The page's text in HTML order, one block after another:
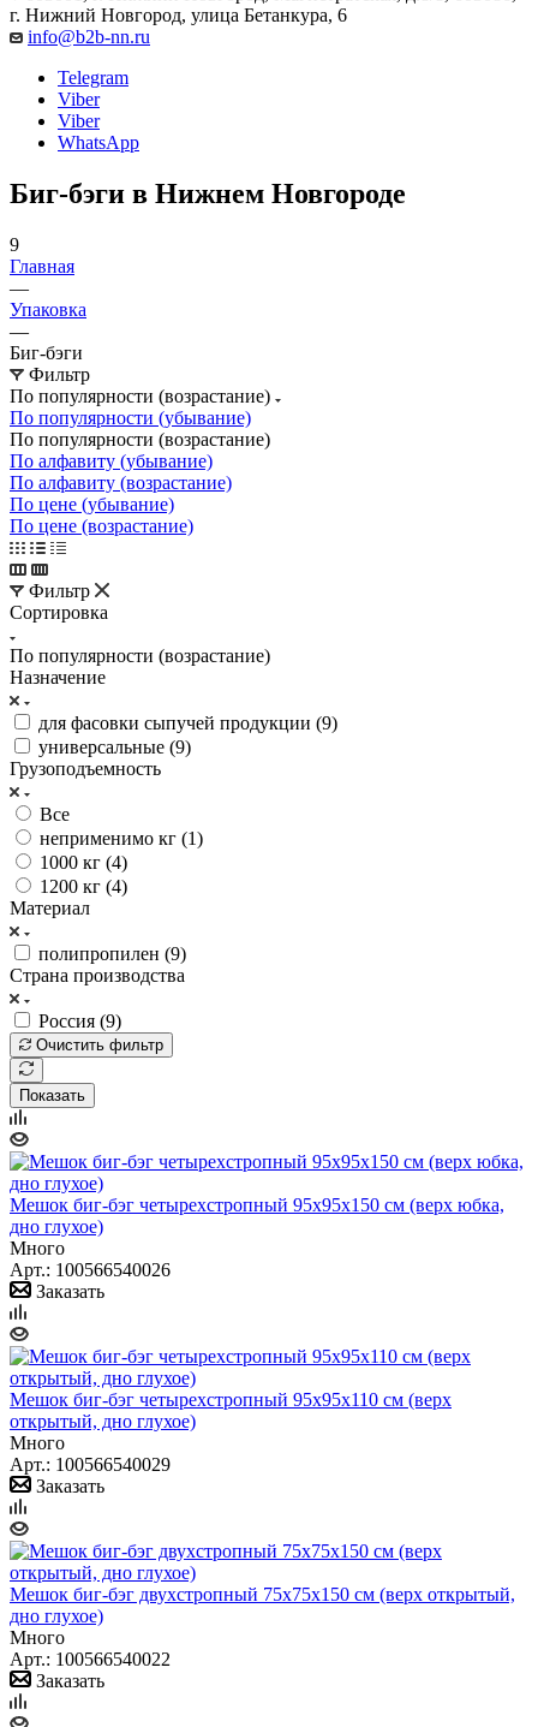
г. Нижний Новгород, улица Бетанкура, 6
info@b2b-nn.ru
Telegram
Viber
Viber
WhatsApp
Биг-бэги в Нижнем Новгороде
9
Главная
—
Упаковка
—
Биг-бэги
Фильтр
По популярности (возрастание)
По популярности (убывание)
По популярности (возрастание)
По алфавиту (убывание)
По алфавиту (возрастание)
По цене (убывание)
По цене (возрастание)
Фильтр
Сортировка
По популярности (возрастание)
Назначение
для фасовки сыпучей продукции (9)
универсальные (9)
Грузоподъемность
Все
неприменимо кг (1)
1000 кг (4)
1200 кг (4)
Материал
полипропилен (9)
Страна производства
Россия (9)
Очистить фильтр
Показать
Мешок биг-бэг четырехстропный 95x95x150 см (верх юбка,
дно глухое)
Много
Арт.: 100566540026
Заказать
Мешок биг-бэг четырехстропный 95х95х110 см (верх
открытый, дно глухое)
Много
Арт.: 100566540029
Заказать
Мешок биг-бэг двухстропный 75x75x150 см (верх открытый,
дно глухое)
Много
Арт.: 100566540022
Заказать